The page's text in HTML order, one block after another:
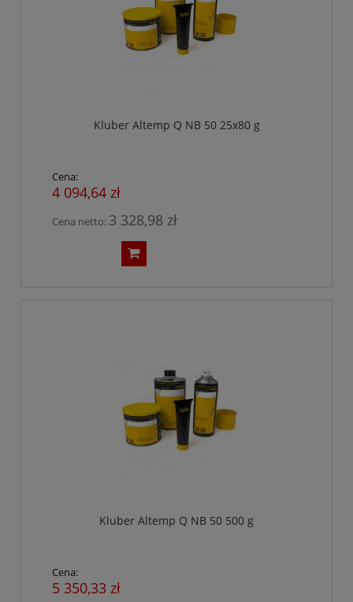
Kluber Altemp Q NB 50 25x80 g
Cena:
4 094,64 zł
Cena netto: 3 328,98 zł
Kluber Altemp Q NB 50 500 g
Cena:
5 350,33 zł